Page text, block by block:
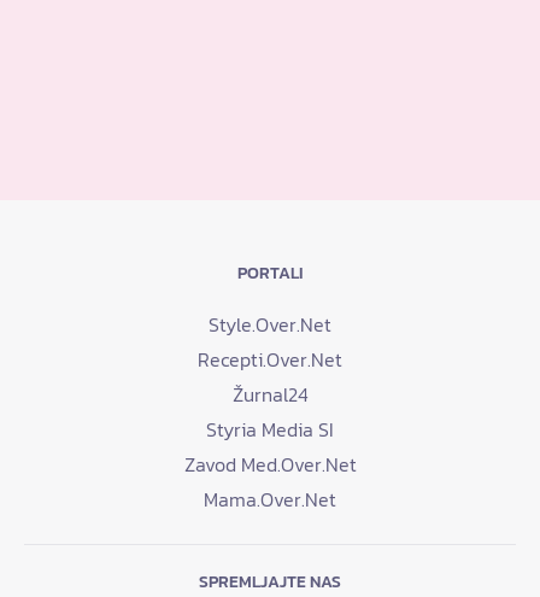
PORTALI
Style.Over.Net
Recepti.Over.Net
Žurnal24
Styria Media SI
Zavod Med.Over.Net
Mama.Over.Net
SPREMLJAJTE NAS